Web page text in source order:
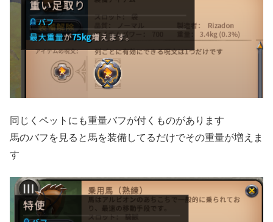
同じくペットにも重量バフが付くものがあります
馬のバフを見ると馬を装備してるだけでその重量が増えま
す